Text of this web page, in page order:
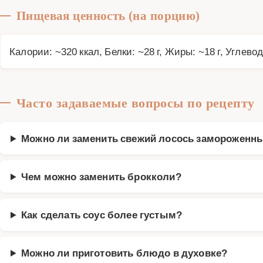
Пищевая ценность (на порцию)
Калории: ~320 ккал, Белки: ~28 г, Жиры: ~18 г,
Часто задаваемые вопросы по рецепту
Можно ли заменить свежий лосось
Чем можно заменить брокколи?
Как сделать соус более густым?
Можно ли приготовить блюдо в духовке?